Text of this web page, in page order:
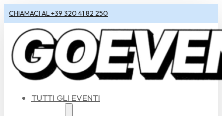
CHIAMACI AL +39 320 41 82 250
TUTTI GLI EVENTI